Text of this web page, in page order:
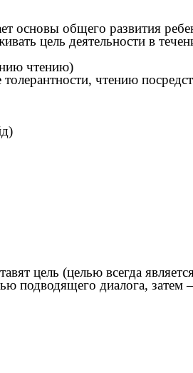
основы общего развития
цель деятельности в
чтению)
чтению
цель (целью всегда
подводящего диалога, затем